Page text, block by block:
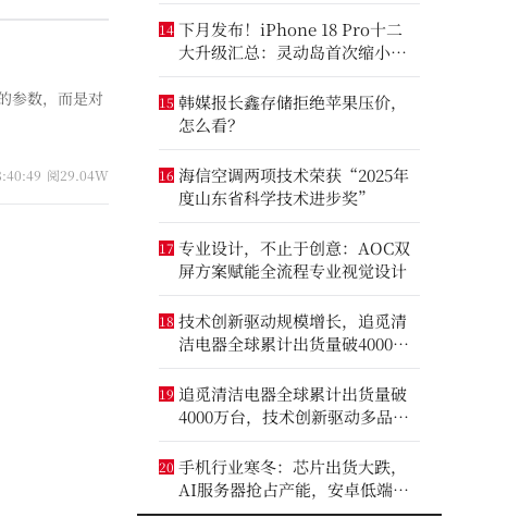
参数，而是对
阅29.04W
14 下月发布！iPhone 18 Pro十二
大升级汇总：灵动岛首次缩小、
首次2nm芯片
15 韩媒报长鑫存储拒绝苹果压价，
怎么看？
16 海信空调两项技术荣获“2025年
度山东省科学技术进步奖”
17 专业设计，不止于创意：AOC双
屏方案赋能全流程专业视觉设计
18 技术创新驱动规模增长，追觅清
洁电器全球累计出货量破4000万
台
19 追觅清洁电器全球累计出货量破
4000万台，技术创新驱动多品类
增长
20 手机行业寒冬：芯片出货大跌，
AI服务器抢占产能，安卓低端压
力最大